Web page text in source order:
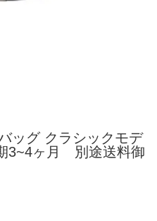
ッグ クラシックモデ
3~4ヶ月 別途送料御